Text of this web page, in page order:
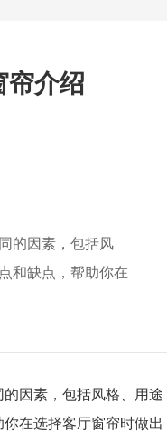
帘介绍
的因素，包括风
和缺点，帮助你在
因素，包括风格、用途
在选择客厅窗帘时做出